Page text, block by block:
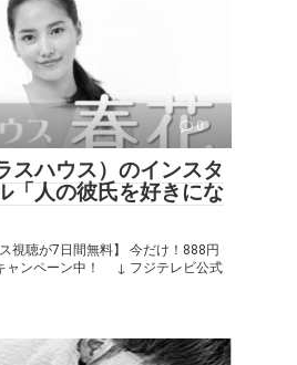
0
スハウス）のインスタ
「人の彼氏を好きにな
視聴が7日間無料】 今だけ！888円
ャンペーン中！ ↓ フジテレビ公式